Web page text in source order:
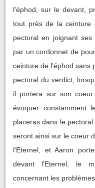
l'éphod, sur le devant,
tout près de la ceinture
pectoral en joignant
par un cordonnet de
ceinture de l'éphod sans
pectoral du verdict,
il portera sur son
évoquer constamment
placeras dans le
seront ainsi sur le coeur
l'Eternel, et Aaron
devant l'Eternel, le
concernant les